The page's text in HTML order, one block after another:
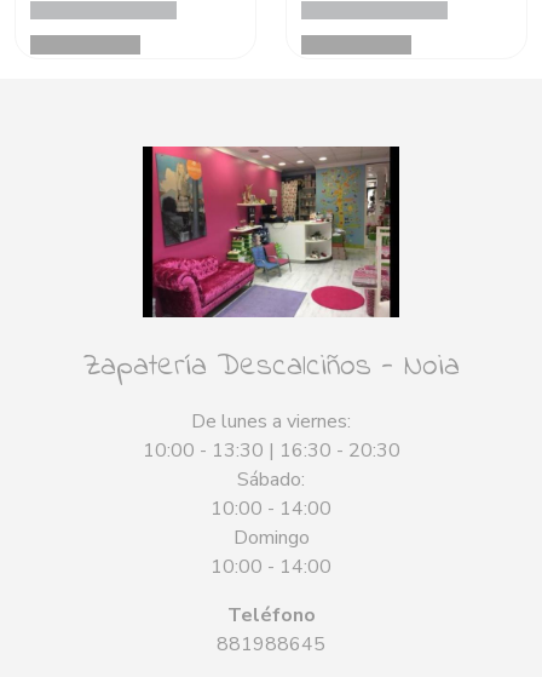
Zapatería Descalciños - Noia
De lunes a viernes:
10:00 - 13:30 | 16:30 - 20:30
Sábado:
10:00 - 14:00
Domingo
10:00 - 14:00
Teléfono
881988645